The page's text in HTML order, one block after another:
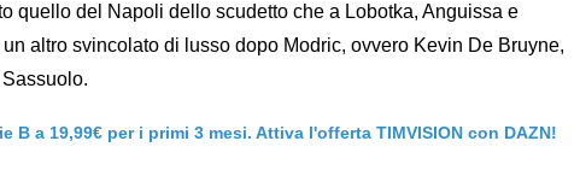
quello del Napoli dello scudetto che a Lobotka, Anguissa e
altro svincolato di lusso dopo Modric, ovvero Kevin De Bruyne,
B a 19,99€ per i primi 3 mesi. Attiva l'offerta TIMVISION con DAZN!